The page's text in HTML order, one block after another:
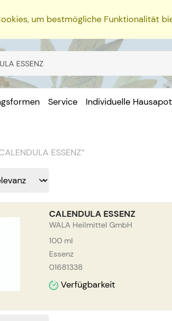
um bestmögliche Funktionalität
Service Individuelle
ESSENZ“
CALENDULA ESSENZ
WALA Heilmittel GmbH
100 ml
Essenz
01681338
Verfügbarkeit